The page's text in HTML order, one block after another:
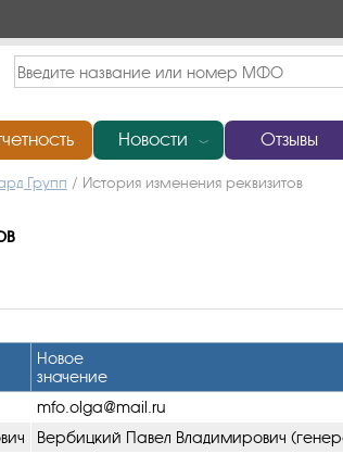
Новости ﹀ Отзывы
Групп / История изменения реквизитов
Новое
значение
mfo.olga@mail.ru
Вербицкий Павел Владимирович